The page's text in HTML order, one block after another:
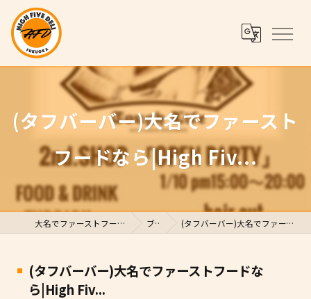
(タフバーバー)大名でファースト
フードなら|High Fiv...
大名でファーストフードならHigh Five Deli ブログ (タフバーバー)大名でファーストフードなら|High Fiv...
(タフバーバー)大名でファーストフードな
ら|High Fiv...